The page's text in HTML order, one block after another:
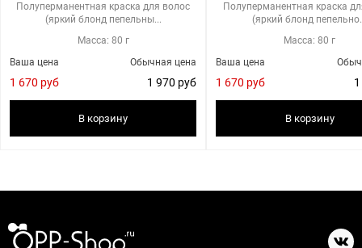
Полуперманентная краска для волос
(яркий блонд пепельны...
Масса: 80 г
Обычная цена
1 970 руб
Ваша цена
1 670 руб
В корзину
Полуперманентная краска
(яркий блонд
Масса: 80 г
Ваша цена
1 670 руб
В корзину